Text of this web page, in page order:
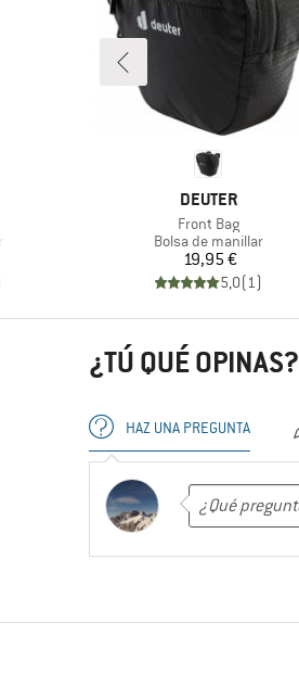
MARCA
DEUTER
Artículo
Front Bag
Product group
Bolsa de manillar
Precio
19,95 €
5,0(1)
¿TÚ QUÉ OPINAS?
HAZ UNA PREGUNTA